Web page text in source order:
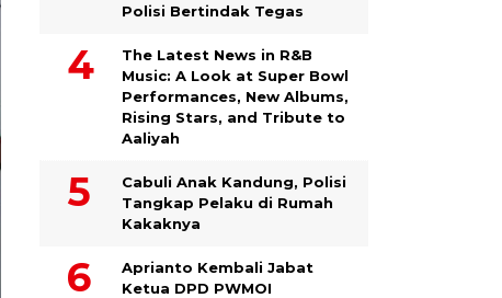
Polisi Bertindak Tegas
The Latest News in R&B
Music: A Look at Super Bowl
Performances, New Albums,
Rising Stars, and Tribute to
Aaliyah
Cabuli Anak Kandung, Polisi
Tangkap Pelaku di Rumah
Kakaknya
Aprianto Kembali Jabat
Ketua DPD PWMOI